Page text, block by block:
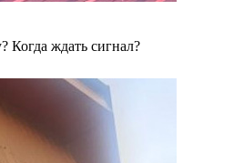
Когда ждать сигнал?